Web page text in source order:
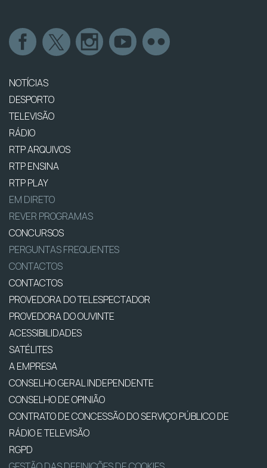
NOTÍCIAS
DESPORTO
TELEVISÃO
RÁDIO
RTP ARQUIVOS
RTP ENSINA
RTP PLAY
EM DIRETO
REVER PROGRAMAS
CONCURSOS
PERGUNTAS FREQUENTES
CONTACTOS
CONTACTOS
PROVEDORA DO TELESPECTADOR
PROVEDORA DO OUVINTE
ACESSIBILIDADES
SATÉLITES
A EMPRESA
CONSELHO GERAL INDEPENDENTE
CONSELHO DE OPINIÃO
CONTRATO DE CONCESSÃO DO SERVIÇO PÚBLICO DE
RÁDIO E TELEVISÃO
RGPD